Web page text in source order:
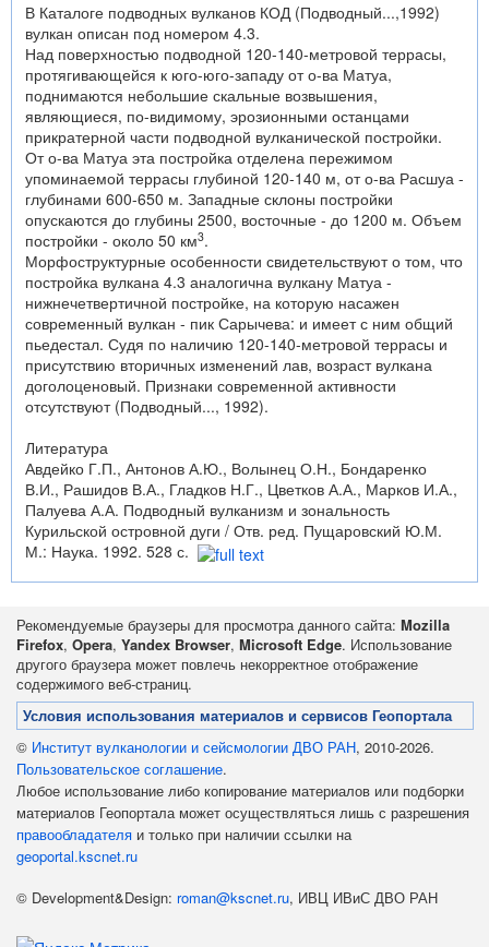
В Каталоге подводных вулканов КОД (Подводный...,1992)
вулкан описан под номером 4.3.
Над поверхностью подводной 120-140-метровой тер­расы,
протягивающейся к юго-юго-западу от о-ва Матуа,
поднимаются небольшие скальные возвышения,
являющиеся, по-видимому, эрозионными останцами
прикратерной части подводной вулканической постройки.
От о-ва Матуа эта постройка отделена пережимом
упоминаемой террасы глубиной 120-140 м, от о-ва Расшуа -
глубинами 600-650 м. Западные склоны постройки
опускаются до глубины 2500, восточные - до 1200 м. Объем
постройки - около 50 км3.
Морфоструктурные особенности свидетельствуют о том, что
по­стройка вулкана 4.3 аналогична вулкану Матуа -
нижнечетвертичной постройке, на которую насажен
современный вулкан - пик Сарычева: и имеет с ним общий
пьедестал. Судя по наличию 120-140-метровой террасы и
присутст­вию вторичных изменений лав, возраст вулкана
доголоценовый. Признаки со­временной активности
отсутствуют (Подводный..., 1992).
Литература
Авдейко Г.П., Антонов А.Ю., Волынец О.Н., Бондаренко
В.И., Рашидов В.А., Гладков Н.Г., Цветков А.А., Марков И.А.,
Палуева А.А. Подводный вулканизм и зональность
Курильской островной дуги / Отв. ред. Пущаровский Ю.М.
М.: Наука. 1992. 528 с.
Рекомендуемые браузеры для просмотра данного сайта: Mozilla
Firefox, Opera, Yandex Browser, Microsoft Edge. Использование
другого браузера может повлечь некорректное отображение
содержимого веб-страниц.
Условия использования материалов и сервисов Геопортала
© Институт вулканологии и сейсмологии ДВО РАН, 2010-2026.
Пользовательское соглашение.
Любое использование либо копирование материалов или подборки
материалов Геопортала может осуществляться лишь с разрешения
правообладателя и только при наличии ссылки на
geoportal.kscnet.ru
© Development&Design: roman@kscnet.ru, ИВЦ ИВиС ДВО РАН